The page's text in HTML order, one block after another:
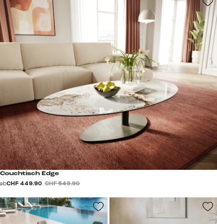
Couchtisch Edge
abCHF 449.90 CHF 549.90